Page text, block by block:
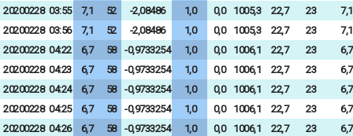
20200228 03:55 7,1 52 -2,08486 1,0 0,0 1005,3 22,7 23
7,1
20200228 03:56 7,1 52 -2,08486 1,0 0,0 1005,3 22,7 23
7,1
20200228 04:22 6,7 58 -0,9733254 1,0 0,0 1006,1 22,7 23
6,7
20200228 04:23 6,7 58 -0,9733254 1,0 0,0 1006,1 22,7 23
6,7
20200228 04:24 6,7 58 -0,9733254 1,0 0,0 1006,1 22,7 23
6,7
20200228 04:25 6,7 58 -0,9733254 1,0 0,0 1006,1 22,7 23
6,7
20200228 04:26 6,7 58 -0,9733254 1,0 0,0 1006,1 22,7 23
6,7